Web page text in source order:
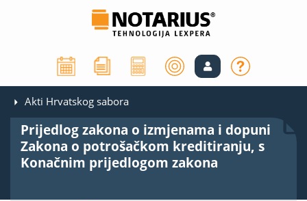
Akti Hrvatskog sabora
Prijedlog zakona o izmjenama i dopuni
Zakona o potrošačkom kreditiranju, s
Konačnim prijedlogom zakona